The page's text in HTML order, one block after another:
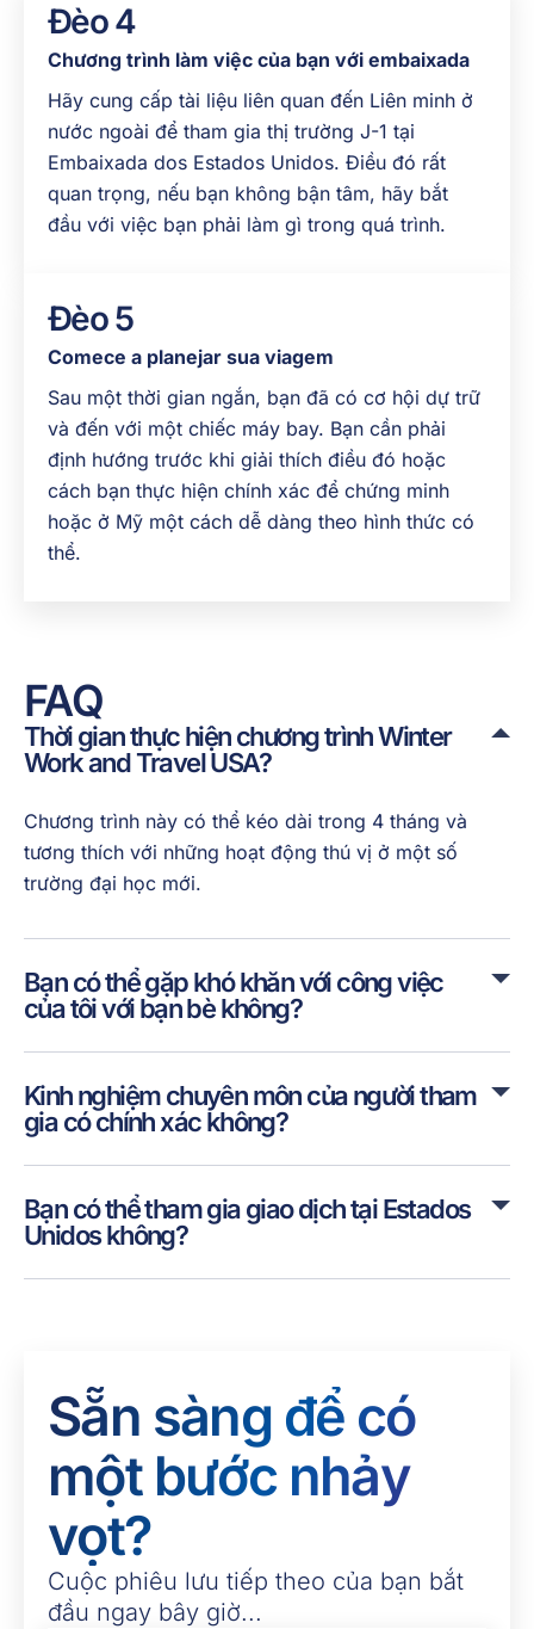
Đèo 4
Chương trình làm việc của bạn với embaixada
Hãy cung cấp tài liệu liên quan đến Liên minh ở
nước ngoài để tham gia thị trường J-1 tại
Embaixada dos Estados Unidos. Điều đó rất
quan trọng, nếu bạn không bận tâm, hãy bắt
đầu với việc bạn phải làm gì trong quá trình.
Đèo 5
Comece a planejar sua viagem
Sau một thời gian ngắn, bạn đã có cơ hội dự trữ
và đến với một chiếc máy bay. Bạn cần phải
định hướng trước khi giải thích điều đó hoặc
cách bạn thực hiện chính xác để chứng minh
hoặc ở Mỹ một cách dễ dàng theo hình thức có
thể.
FAQ
Thời gian thực hiện chương trình Winter
Work and Travel USA?
Chương trình này có thể kéo dài trong 4 tháng và
tương thích với những hoạt động thú vị ở một số
trường đại học mới.
Bạn có thể gặp khó khăn với công việc
của tôi với bạn bè không?
Kinh nghiệm chuyên môn của người tham
gia có chính xác không?
Bạn có thể tham gia giao dịch tại Estados
Unidos không?
Sẵn sàng để có
một bước nhảy
vọt?
Cuộc phiêu lưu tiếp theo của bạn bắt
đầu ngay bây giờ...